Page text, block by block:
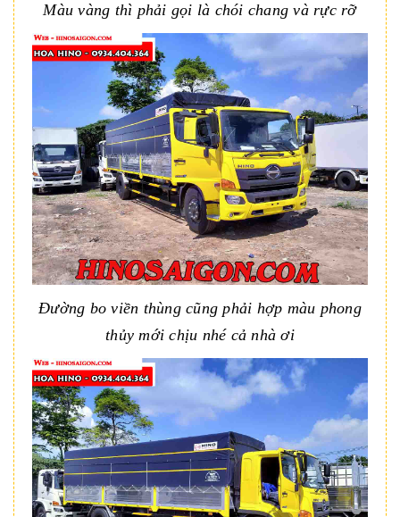
Màu vàng thì phải gọi là chói chang và rực rỡ
Đường bo viền thùng cũng phải hợp màu phong
thủy mới chịu nhé cả nhà ơi